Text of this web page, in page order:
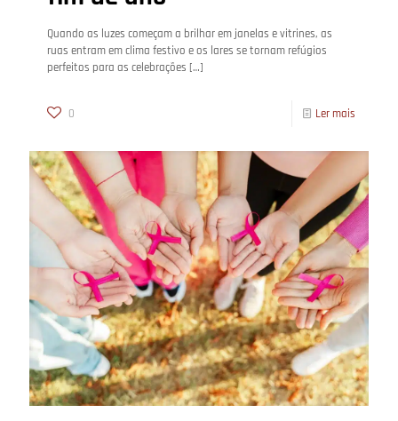
Quando as luzes começam a brilhar em janelas e vitrines, as
ruas entram em clima festivo e os lares se tornam refúgios
perfeitos para as celebrações […]
0 Ler mais